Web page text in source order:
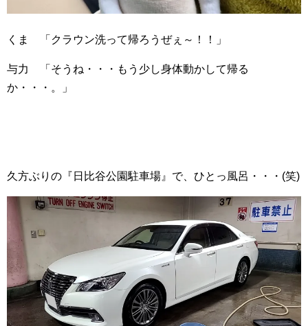
くま 「クラウン洗って帰ろうぜぇ～！！」
与力 「そうね・・・もう少し身体動かして帰る
か・・・。」
久方ぶりの『日比谷公園駐車場』で、ひとっ風呂・・・(笑)